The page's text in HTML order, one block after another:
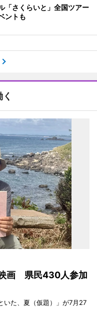
「さくらいと」全国ツアー
ントも
画 県民430人参加
いた、夏（仮題）」が7月27